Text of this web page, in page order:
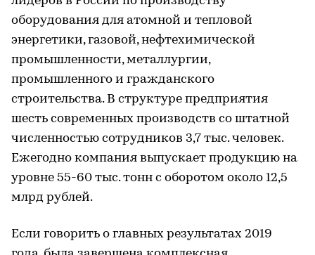
оборудования для атомной и тепловой
энергетики, газовой, нефтехимической
промышленности, металлургии,
промышленного и гражданского
строительства. В структуре предприятия
шесть современных производств со штатной
численностью сотрудников 3,7 тыс. человек.
Ежегодно компания выпускает продукцию на
уровне 55-60 тыс. тонн с оборотом около 12,5
млрд рублей.
Если говорить о главных результатах 2019